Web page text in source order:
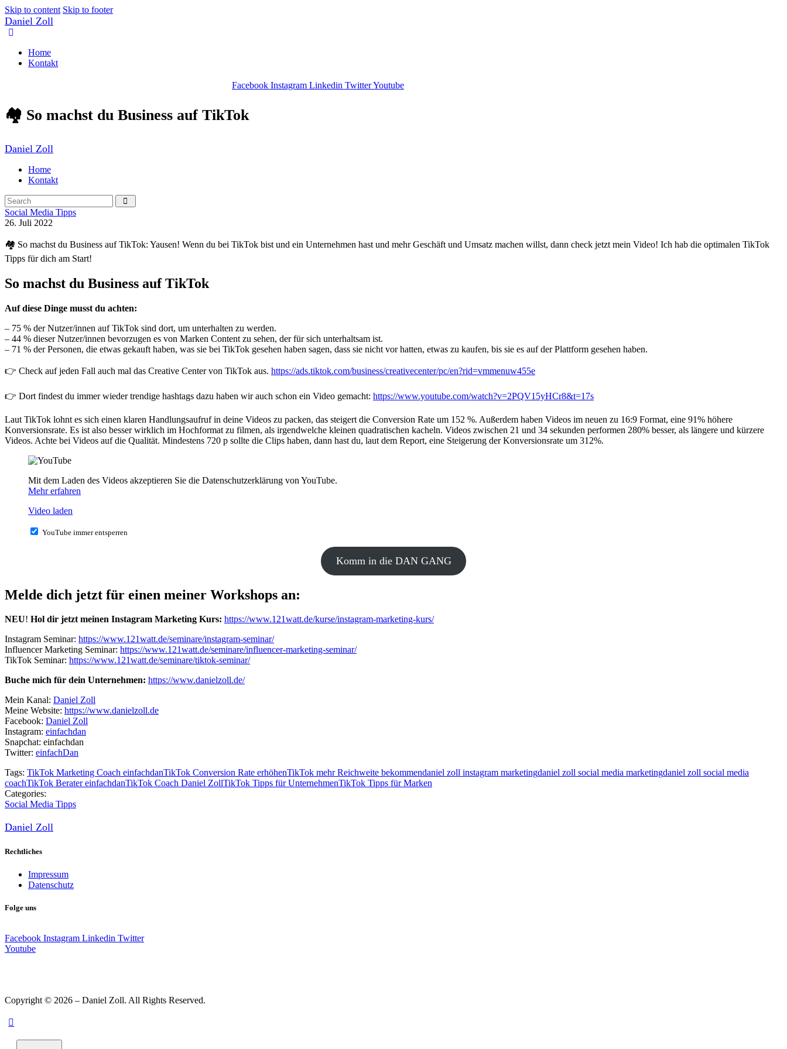
Skip to content Skip to footer
Daniel Zoll
Home
Kontakt
Facebook Instagram Linkedin TwitterYoutube
🏘 So machst du Business auf TikTok
Daniel Zoll
Home
Kontakt
Social Media Tipps
26. Juli 2022
🏘 So machst du Business auf TikTok: Yausen! Wenn du bei TikTok bist und ein Unternehmen hast und mehr Geschäft und Umsatz machen willst, dann check jetzt mein Video! Ich hab die optimalen TikTok
Tipps für dich am Start!
So machst du Business auf TikTok
Auf diese Dinge musst du achten:
– 75 % der Nutzer/innen auf TikTok sind dort, um unterhalten zu werden.
– 44 % dieser Nutzer/innen bevorzugen es von Marken Content zu sehen, der für sich unterhaltsam ist.
– 71 % der Personen, die etwas gekauft haben, was sie bei TikTok gesehen haben sagen, dass sie nicht vor hatten, etwas zu kaufen, bis sie es auf der Plattform gesehen haben.
👉 Check auf jeden Fall auch mal das Creative Center von TikTok aus. https://ads.tiktok.com/business/creativecenter/pc/en?rid=vmmenuw455e
👉 Dort findest du immer wieder trendige hashtags dazu haben wir auch schon ein Video gemacht: https://www.youtube.com/watch?v=2PQV15yHCr8&t=17s
Laut TikTok lohnt es sich einen klaren Handlungsaufruf in deine Videos zu packen, das steigert die Conversion Rate um 152 %. Außerdem haben Videos im neuen zu 16:9 Format, eine 91% höhere
Konversionsrate. Es ist also besser wirklich im Hochformat zu filmen, als irgendwelche kleinen quadratischen kacheln. Videos zwischen 21 und 34 sekunden performen 280% besser, als längere und kürzere
Videos. Achte bei Videos auf die Qualität. Mindestens 720 p sollte die Clips haben, dann hast du, laut dem Report, eine Steigerung der Konversionsrate um 312%.
Mit dem Laden des Videos akzeptieren Sie die Datenschutzerklärung von YouTube.
Mehr erfahren
Video laden
YouTube immer entsperren
Komm in die DAN GANG
Melde dich jetzt für einen meiner Workshops an:
NEU! Hol dir jetzt meinen Instagram Marketing Kurs: https://www.121watt.de/kurse/instagram-marketing-kurs/
Instagram Seminar: https://www.121watt.de/seminare/instagram-seminar/
Influencer Marketing Seminar: https://www.121watt.de/seminare/influencer-marketing-seminar/
TikTok Seminar: https://www.121watt.de/seminare/tiktok-seminar/
Buche mich für dein Unternehmen: https://www.danielzoll.de/
Mein Kanal: Daniel Zoll
Meine Website: https://www.danielzoll.de
Facebook: Daniel Zoll
Instagram: einfachdan
Snapchat: einfachdan
Twitter: einfachDan
Tags: TikTok Marketing Coach einfachdanTikTok Conversion Rate erhöhenTikTok mehr Reichweite bekommendaniel zoll instagram marketingdaniel zoll social media marketingdaniel zoll social media
coachTikTok Berater einfachdanTikTok Coach Daniel ZollTikTok Tipps für UnternehmenTikTok Tipps für Marken
Categories:
Social Media Tipps
Daniel Zoll
Rechtliches
Impressum
Datenschutz
Folge uns
Facebook Instagram Linkedin Twitter
Youtube
Copyright © 2026 – Daniel Zoll. All Rights Reserved.